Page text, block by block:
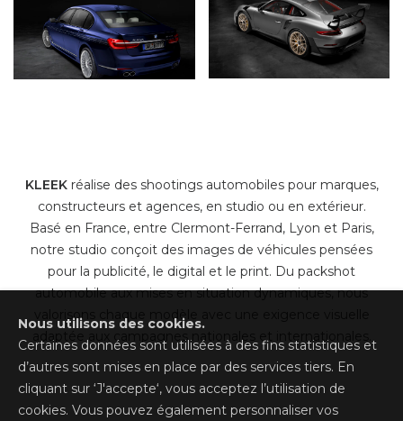
KLEEKréalise des shootings automobiles pour marques,
constructeurs et agences, en studio ou en extérieur.
Basé en France, entre Clermont-Ferrand, Lyon et Paris,
notre studio conçoit des images de véhicules pensées
pour la publicité, le digital et le print. Du packshot
automobile aux mises en situation dynamiques, nous
valorisons chaque modèle avec une exigence visuelle
adaptée aux campagnes nationales et internationales.
Nous utilisons des cookies.
Certaines données sont utilisées à des fins statistiques et
d’autres sont mises en place par des services tiers. En
cliquant sur ‘J'accepte‘, vous acceptez l’utilisation de
cookies. Vous pouvez également personnaliser vos